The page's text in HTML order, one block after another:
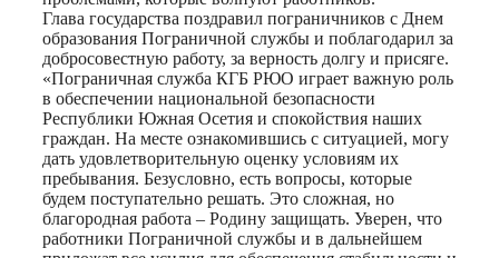
Глава государства поздравил пограничников с Днем
образования Пограничной службы и поблагодарил за
добросовестную работу, за верность долгу и присяге.
«Пограничная служба КГБ РЮО играет важную роль
в обеспечении национальной безопасности
Республики Южная Осетия и спокойствия наших
граждан. На месте ознакомившись с ситуацией, могу
дать удовлетворительную оценку условиям их
пребывания. Безусловно, есть вопросы, которые
будем поступательно решать. Это сложная, но
благородная работа – Родину защищать. Уверен, что
работники Пограничной службы и в дальнейшем